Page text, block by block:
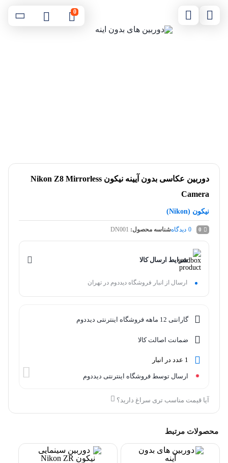
0
دوربین عکاسی بدون آیینه نیکون Nikon Z8 Mirrorless
Camera
نیکون (Nikon)
0
0 دیدگاهشناسه محصول: DN001
شرایط ارسال کالا
ارسال از انبار فروشگاه دیددوم در تهران
گارانتی 12 ماهه فروشگاه اینترنتی دیددوم
ضمانت اصالت کالا
1 عدد در انبار
ارسال توسط فروشگاه اینترنتی دیددوم
آیا قیمت مناسب تری سراغ دارید؟
محصولات مرتبط